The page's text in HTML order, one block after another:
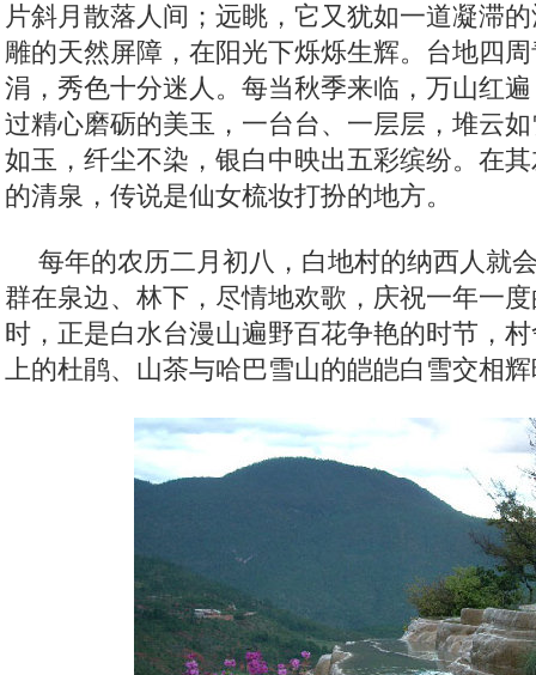
片斜月散落人间；远眺，它又犹如一道凝滞
雕的天然屏障，在阳光下烁烁生辉。台地四
涓，秀色十分迷人。每当秋季来临，万山红
过精心磨砺的美玉，一台台、一层层，堆云
如玉，纤尘不染，银白中映出五彩缤纷。在
的清泉，传说是仙女梳妆打扮的地方。
每年的农历二月初八，白地村的纳西人就
群在泉边、林下，尽情地欢歌，庆祝一年一
时，正是白水台漫山遍野百花争艳的时节，
上的杜鹃、山茶与哈巴雪山的皑皑白雪交相